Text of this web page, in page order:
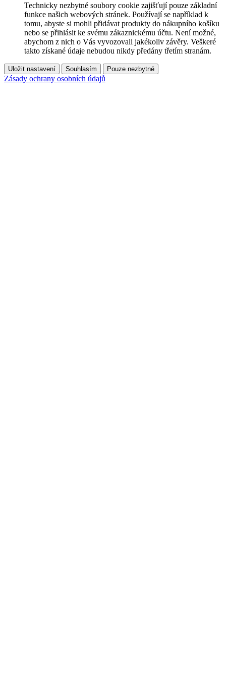
Technicky nezbytné soubory cookie zajišťují pouze základní
funkce našich webových stránek. Používají se například k
tomu, abyste si mohli přidávat produkty do nákupního košíku
nebo se přihlásit ke svému zákaznickému účtu. Není možné,
abychom z nich o Vás vyvozovali jakékoliv závěry. Veškeré
takto získané údaje nebudou nikdy předány třetím stranám.
Uložit nastavení Souhlasím Pouze nezbytné
Zásady ochrany osobních údajů